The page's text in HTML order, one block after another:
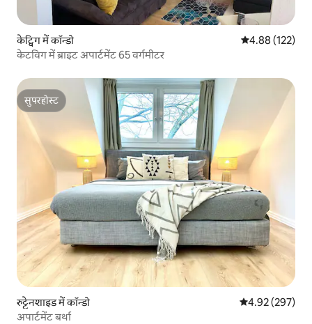
केट्विग में कॉन्डो औसत रेटिंग 5 में से
4.88 (122)
केटविग में ब्राइट अपार्टमेंट 65 वर्गमीटर
सुपरहोस्ट
सुपरहोस्ट
रुट्टेनशाइड में कॉन्डो औसत रेटिंग 5 में से
4.92 (297)
अपार्टमेंट बर्था